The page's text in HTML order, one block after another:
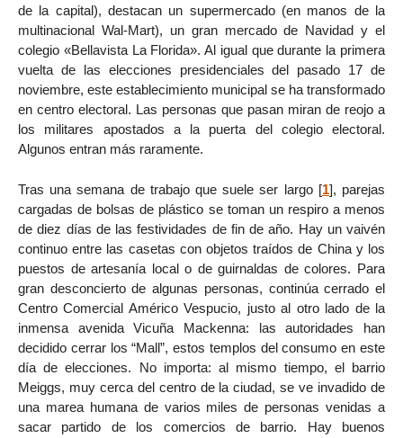
de la capital), destacan un supermercado (en manos de la
multinacional Wal-Mart), un gran mercado de Navidad y el
colegio «Bellavista La Florida». Al igual que durante la primera
vuelta de las elecciones presidenciales del pasado 17 de
noviembre, este establecimiento municipal se ha transformado
en centro electoral. Las personas que pasan miran de reojo a
los militares apostados a la puerta del colegio electoral.
Algunos entran más raramente.
Tras una semana de trabajo que suele ser largo[1], parejas
cargadas de bolsas de plástico se toman un respiro a menos
de diez días de las festividades de fin de año. Hay un vaivén
continuo entre las casetas con objetos traídos de China y los
puestos de artesanía local o de guirnaldas de colores. Para
gran desconcierto de algunas personas, continúa cerrado el
Centro Comercial Américo Vespucio, justo al otro lado de la
inmensa avenida Vicuña Mackenna: las autoridades han
decidido cerrar los “Mall”, estos templos del consumo en este
día de elecciones. No importa: al mismo tiempo, el barrio
Meiggs, muy cerca del centro de la ciudad, se ve invadido de
una marea humana de varios miles de personas venidas a
sacar partido de los comercios de barrio. Hay buenos